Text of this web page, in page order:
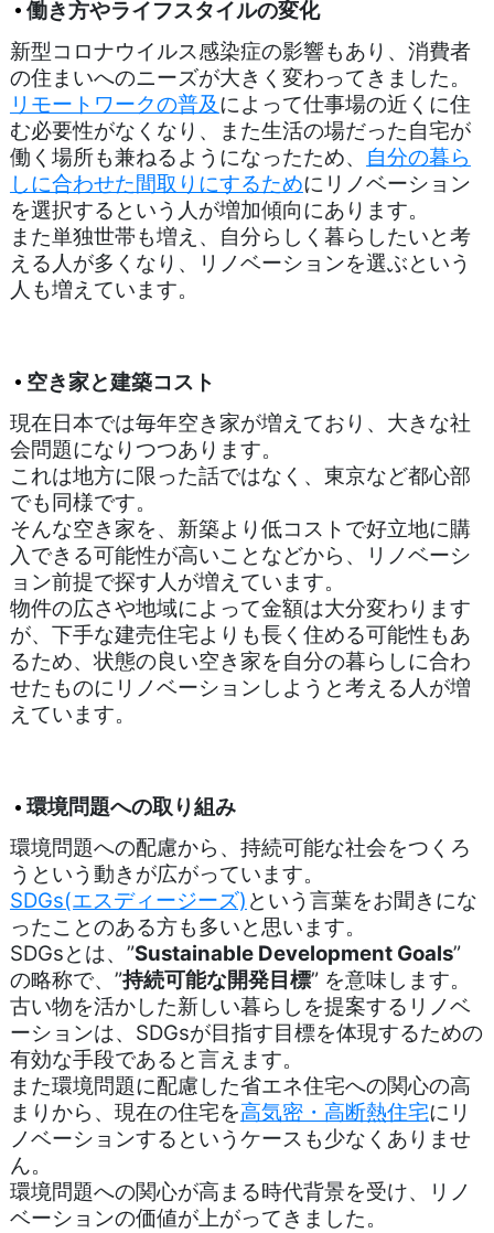
働き方やライフスタイルの変化
新型コロナウイルス感染症の影響もあり、消費者
の住まいへのニーズが大きく変わってきました。
リモートワークの普及によって仕事場の近くに住
む必要性がなくなり、また生活の場だった自宅が
働く場所も兼ねるようになったため、 自分の暮ら
しに合わせた間取りにするためにリノベーション
を選択するという人が増加傾向にあります。
また単独世帯も増え、自分らしく暮らしたいと考
える人が多くなり、リノベーションを選ぶという
人も増えています。
空き家と建築コスト
現在日本では毎年空き家が増えており、大きな社
会問題になりつつあります。
これは地方に限った話ではなく、東京など都心部
でも同様です。
そんな空き家を、新築より低コストで好立地に購
入できる可能性が高いことなどから、リノベーシ
ョン前提で探す人が増えています。
物件の広さや地域によって金額は大分変わります
が、下手な建売住宅よりも長く住める可能性もあ
るため、 状態の良い空き家を自分の暮らしに合わ
せたものにリノベーションしようと考える人が増
えています。
環境問題への取り組み
環境問題への配慮から、持続可能な社会をつくろ
うという動きが広がっています。
SDGs(エスディージーズ) という言葉をお聞きにな
ったことのある方も多いと思います。
SDGsとは、”Sustainable Development Goals”
の略称で、”持続可能な開発目標” を意味します。
古い物を活かした新しい暮らしを提案するリノベ
ーションは、SDGsが目指す目標を体現するための
有効な手段であると言えます。
また環境問題に配慮した省エネ住宅への関心の高
まりから、現在の住宅を高気密・高断熱住宅にリ
ノベーションするというケースも少なくありませ
ん。
環境問題への関心が高まる時代背景を受け、リノ
ベーションの価値が上がってきました。